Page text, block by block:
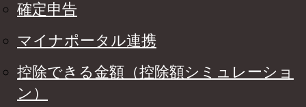
確定申告
マイナポータル連携
控除できる金額（控除額シミュレーショ
ン）